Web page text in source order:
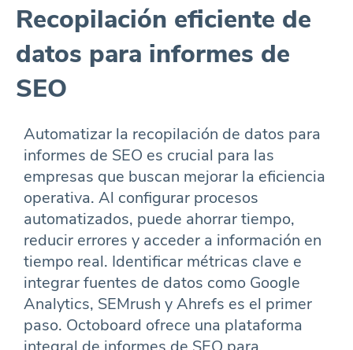
Recopilación eficiente de
datos para informes de
SEO
Automatizar la recopilación de datos para
informes de SEO es crucial para las
empresas que buscan mejorar la eficiencia
operativa. Al configurar procesos
automatizados, puede ahorrar tiempo,
reducir errores y acceder a información en
tiempo real. Identificar métricas clave e
integrar fuentes de datos como Google
Analytics, SEMrush y Ahrefs es el primer
paso. Octoboard ofrece una plataforma